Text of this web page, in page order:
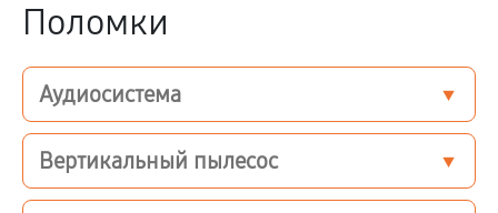
Поломки
Аудиосистема
Вертикальный пылесос